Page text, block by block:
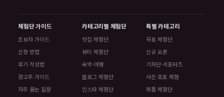
체험단 가이드
초보자 가이드
신청 방법
후기 작성법
광고주 가이드
자주 묻는 질문
카테고리별 체험단
맛집 체험단
뷰티 체험단
숙박·여행
블로그 체험단
인스타 체험단
특별 카테고리
무료 체험단
신규 오픈
기자단·서포터즈
사진·포토 체험
제품 체험단